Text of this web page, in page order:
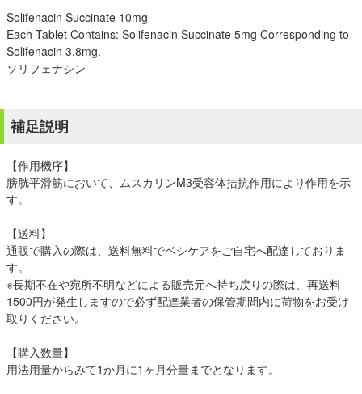
Solifenacin Succinate 10mg
Each Tablet Contains: Solifenacin Succinate 5mg Corresponding to
Solifenacin 3.8mg.
ソリフェナシン
補足説明
【作用機序】
膀胱平滑筋において、ムスカリンM3受容体拮抗作用により作用を示
す。
【送料】
通販で購入の際は、送料無料でベシケアをご自宅へ配達しておりま
す。
※長期不在や宛所不明などによる販売元へ持ち戻りの際は、再送料
1500円が発生しますので必ず配達業者の保管期間内に荷物をお受け
取りください。
【購入数量】
用法用量からみて1か月に1ヶ月分量までとなります。